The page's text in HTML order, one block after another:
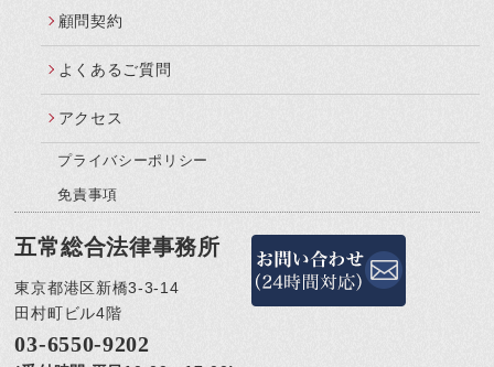
顧問契約
よくあるご質問
アクセス
プライバシーポリシー
免責事項
五常総合法律事務所
東京都港区新橋3-3-14
田村町ビル4階
03-6550-9202